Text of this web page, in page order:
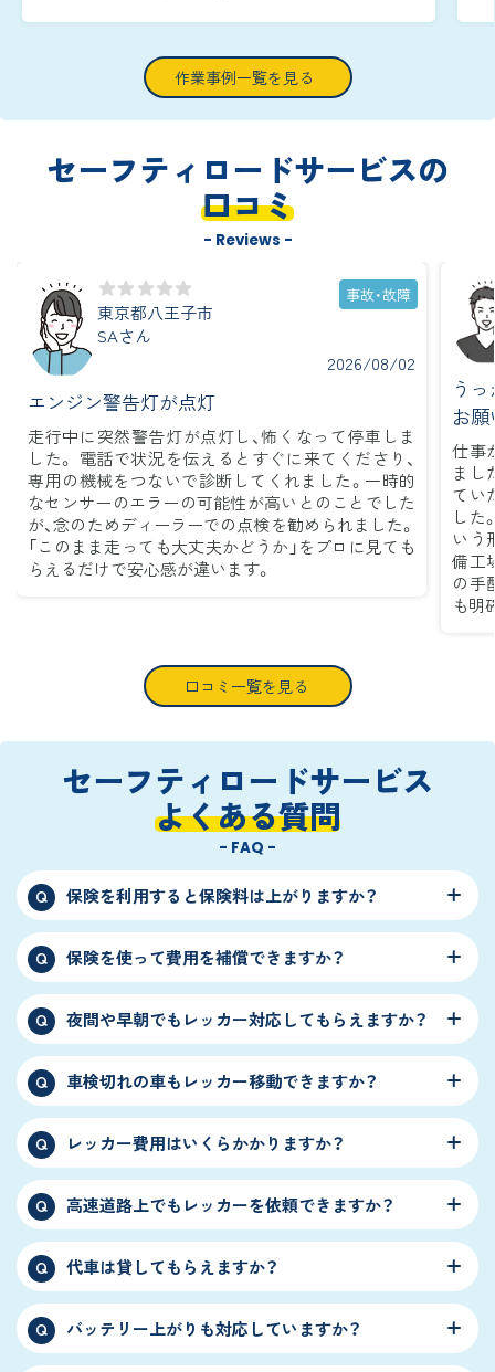
速に復旧作業へ取り掛かりました。
ブースターケーブルをバッテリー端子へ確実に
つなぎ、ジャンピング作業を実施し、到着から約
きました。
作業事例一覧を見る
セーフティロードサービスの
口コミ
- Reviews -
東京都八王子市
SAさん
事故・故障
2026/08/02
エンジン警告灯が点灯
走行中に突然警告灯が点灯し、怖くなって停車しま
した。 電話で状況を伝えるとすぐに来てくださり、
専用の機械をつないで診断してくれました。一時的
なセンサーのエラーの可能性が高いとのことでした
が、念のためディーラーでの点検を勧められました。
「このまま走っても大丈夫かどうか」をプロに見ても
らえるだけで安心感が違います。
う
お
仕事
まし
てい
した
いう
備工
の手
も明
口コミ一覧を見る
セーフティロードサービス
よくある質問
- FAQ -
Q 保険を利用すると保険料は上がりますか？
Q 保険を使って費用を補償できますか？
Q 夜間や早朝でもレッカー対応してもらえますか？
Q 車検切れの車もレッカー移動できますか？
Q レッカー費用はいくらかかりますか？
Q 高速道路上でもレッカーを依頼できますか？
Q 代車は貸してもらえますか？
Q バッテリー上がりも対応していますか？